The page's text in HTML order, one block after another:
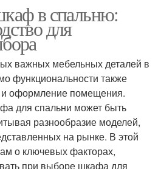
в спальню:
для
важных мебельных деталей в
функциональности также
и оформление помещения.
для спальни может быть
разнообразие моделей,
на рынке. В этой
о ключевых факторах,
при выборе шкафа для